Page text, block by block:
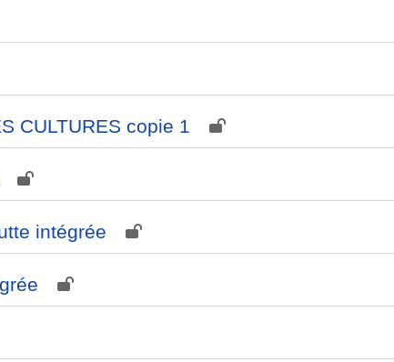
CULTURES copie 1
intégrée